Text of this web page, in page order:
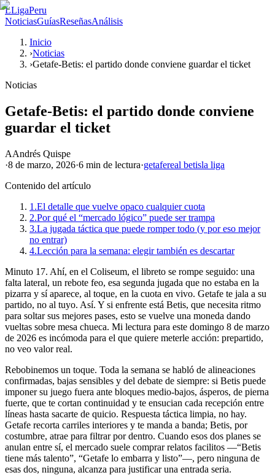
LLigaPeru
NoticiasGuíasReseñasAnálisis
Inicio
›Noticias
›Getafe-Betis: el partido donde conviene guardar el ticket
Noticias
Getafe-Betis: el partido donde conviene
guardar el ticket
AAndrés Quispe
·8 de marzo, 2026·6 min de lectura·getafereal betisla liga
Contenido del artículo
1.El detalle que vuelve opaco cualquier cuota
2.Por qué el “mercado lógico” puede ser trampa
3.La jugada táctica que puede romper todo (y por eso mejor
no entrar)
4.Lección para la semana: elegir también es descartar
Minuto 17. Ahí, en el Coliseum, el libreto se rompe seguido: una
falta lateral, un rebote feo, esa segunda jugada que no estaba en la
pizarra y sí aparece, al toque, en la cuota en vivo. Getafe te jala a su
partido, no al tuyo. Así. Y si enfrente está Betis, que necesita ritmo
para soltar sus mejores pases, esto se vuelve una moneda dando
vueltas sobre mesa chueca. Mi lectura para este domingo 8 de marzo
de 2026 es incómoda para el que quiere meterle acción: prepartido,
no veo valor real.
Rebobinemos un toque. Toda la semana se habló de alineaciones
confirmadas, bajas sensibles y del debate de siempre: si Betis puede
imponer su juego fuera ante bloques medio-bajos, ásperos, de pierna
fuerte, que te cortan continuidad y te ensucian cada recepción entre
líneas hasta sacarte de quicio. Respuesta táctica limpia, no hay.
Getafe recorta carriles interiores y te manda a banda; Betis, por
costumbre, atrae para filtrar por dentro. Cuando esos dos planes se
anulan entre sí, el mercado suele comprar relatos facilitos —“Betis
tiene más talento”, “Getafe lo embarra y listo”—, pero ninguna de
esas dos, ninguna, alcanza para justificar una entrada seria.